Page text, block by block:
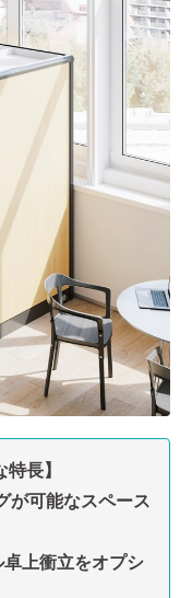
長】
が可能なスペース
上衝立をオプシ